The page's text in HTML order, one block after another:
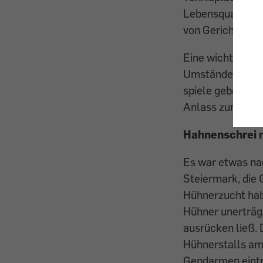
Lebensqualität
von Gerichten
Eine wichtige
Umstände im
spiele geben –
Anlass zum
Hahnenschrei
Es war etwas
Steiermark, die
Hühnerzucht
Hühner
ausrücken ließ.
Hühnerstalls